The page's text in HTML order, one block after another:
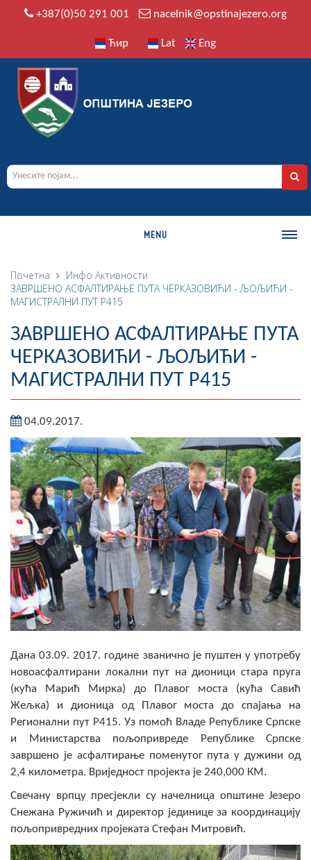
+387(0)50 291 001 nacelnik@opstinajezero.org
Ћир Lat Eng
MENU
О ОПШТИНИ
Историја
Географија
Насељена мјеста
Фотогалерија
НАЧЕЛНИК
О Начелнику
Замјеник начелника
Извјештај о раду начелника
СКУПШТИНА
Статут Општине
Састав Скупштине
Службени Гласници
ОПШТИНСКА УПРАВА
ИНФО
Активности
Јавни позиви
Почетна Инфо Активности
ЗАВРШЕНО АСФАЛТИРАЊЕ ПУТА ЧЕРКАЗОВИЋИ - ЉОЉИЋИ -
МАГИСТРАЛНИ ПУТ Р415
ЗАВРШЕНО АСФАЛТИРАЊЕ ПУТА
ЧЕРКАЗОВИЋИ - ЉОЉИЋИ -
МАГИСТРАЛНИ ПУТ Р415
04.09.2017.
Дана 03.09. 2017. године званично је пуштен у употребу
новоасфалтирани локални пут на дионици стара пруга
(кућа Марић Мирка) до Плавог моста (кућа Савић
Жељка) и дионица од Плавог моста до спајања на
Регионални пут Р415. Уз помоћ Владе Републике Српске
и Министарства пољопривреде Републике Српске
завршено је асфалтирање поменутог пута у дужини од
2,4 километра. Вриједност пројекта је 240,000 КМ.
Свечану врпцу пресјекли су начелница општине Језеро
Снежана Ружичић и директор јединице за координацију
пољопривредних пројеката Стефан Митровић.